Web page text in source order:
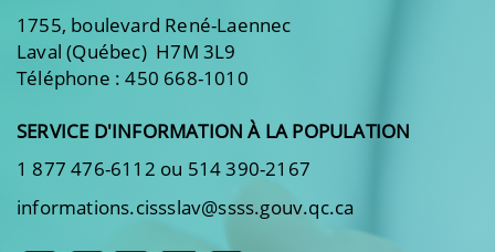
1755, boulevard René-Laennec
Laval (Québec) H7M 3L9
Téléphone : 450 668-1010
SERVICE D'INFORMATION À LA POPULATION
1 877 476-6112 ou 514 390-2167
informations.cissslav@ssss.gouv.qc.ca